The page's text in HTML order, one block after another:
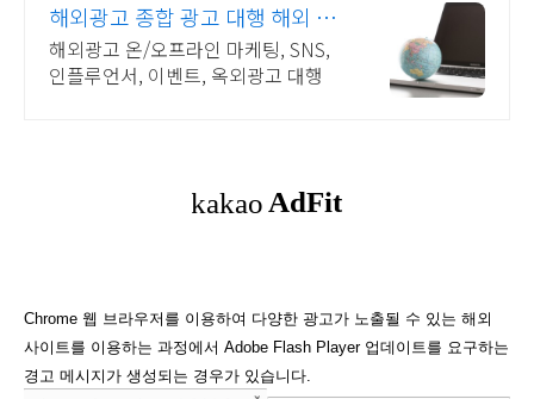
해외광고 종합 광고 대행 해외 마
케팅 전문
해외광고 온/오프라인 마케팅, SNS,
인플루언서, 이벤트, 옥외광고 대행
Chrome 웹 브라우저를 이용하여 다양한 광고가 노출될 수 있는 해외
사이트를 이용하는 과정에서 Adobe Flash Player 업데이트를 요구하는
경고 메시지가 생성되는 경우가 있습니다.